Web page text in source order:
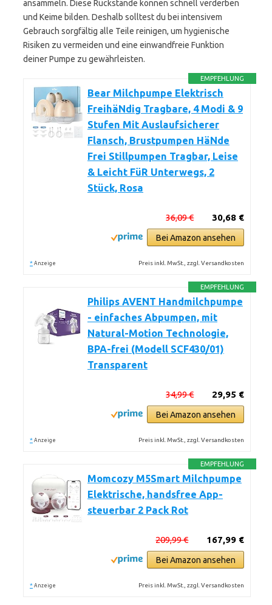
ansammeln. Diese Rückstände können schnell verderben
und Keime bilden. Deshalb solltest du bei intensivem
Gebrauch sorgfältig alle Teile reinigen, um hygienische
Risiken zu vermeiden und eine einwandfreie Funktion
deiner Pumpe zu gewährleisten.
EMPFEHLUNG
Bear Milchpumpe Elektrisch
FreihäNdig Tragbare, 4 Modi & 9
Stufen Mit Auslaufsicherer
Flansch, Brustpumpen HäNde
Frei Stillpumpen Tragbar, Leise
& Leicht FüR Unterwegs, 2
Stück, Rosa
30,68 €
36,09 €
Bei Amazon ansehen
* Anzeige Preis inkl. MwSt., zzgl. Versandkosten
EMPFEHLUNG
Philips AVENT Handmilchpumpe
- einfaches Abpumpen, mit
Natural-Motion Technologie,
BPA-frei (Modell SCF430/01)
Transparent
29,95 €
34,99 €
Bei Amazon ansehen
* Anzeige Preis inkl. MwSt., zzgl. Versandkosten
EMPFEHLUNG
Momcozy M5Smart Milchpumpe
Elektrische, handsfree App-
steuerbar 2 Pack Rot
167,99 €
209,99 €
Bei Amazon ansehen
* Anzeige Preis inkl. MwSt., zzgl. Versandkosten